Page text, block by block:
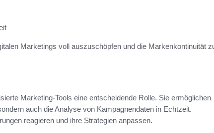
Marketings voll auszuschöpfen und die Markenkontinuität
Marketing-Tools eine entscheidende Rolle. Sie ermöglichen
auch die Analyse von Kampagnendaten in Echtzeit.
reagieren und ihre Strategien anpassen.